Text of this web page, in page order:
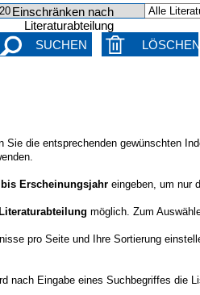
Einschränken nach
Literaturabteilung
Sie die entsprechenden
bis Erscheinungsjahr eingeben, um nur
Literaturabteilung möglich. Zum
pro Seite und Ihre Sortierung
nach Eingabe eines Suchbegriffes die